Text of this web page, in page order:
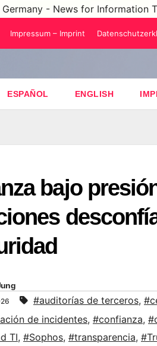
- News for Information
Impressum – Imprint
ESPAÑOL ENGLISH
bajo
#auditorías de terceros,
de incidentes, #confianza,
TI, #Sophos, #transparencia,